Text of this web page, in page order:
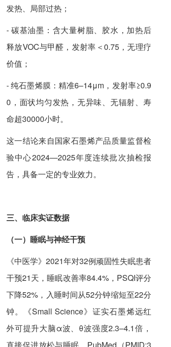
发热、局部过热；
- 碳基油墨：含大量树脂、胶水，加热后
释放VOC与甲醛，发射率＜0.75，无理疗
价值；
- 纯石墨烯膜：精准6–14μm，发射率≥0.9
0，面状均匀发热，无异味、无辐射、寿
命超30000小时。
这一结论来自国家石墨烯产品质量监督检
验中心2024—2025年度连续批次抽检报
告，具备一定的专业效力。
三、临床实证数据
（一） 睡眠与神经干预
《中医学》2021年对32例顽固性失眠患者
干预21天，睡眠改善率84.4%，PSQI评分
下降52%，入睡时间从52分钟缩短至22分
钟。《Small Science》证实石墨烯远红
外可提升大脑α波、θ波强度2.3–4.1倍，